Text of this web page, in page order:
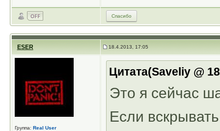
Спасибо
ESER 18.4.2013, 17:05
Группа: Real User
Цитата(Saveliy @
Это я сейчас
Если